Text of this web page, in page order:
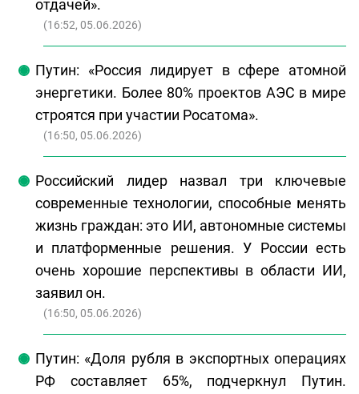
отдачей».
(16:52, 05.06.2026)
Путин: «Россия лидирует в сфере атомной
энергетики. Более 80% проектов АЭС в мире
строятся при участии Росатома».
(16:50, 05.06.2026)
Российский лидер назвал три ключевые
современные технологии, способные менять
жизнь граждан: это ИИ, автономные системы
и платформенные решения. У России есть
очень хорошие перспективы в области ИИ,
заявил он.
(16:50, 05.06.2026)
Путин: «Доля рубля в экспортных операциях
РФ составляет 65%, подчеркнул Путин.